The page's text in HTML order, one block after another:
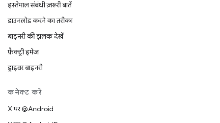
इस्तेमाल संबंधी ज़रूरी बातें
डाउनलोड करने का तरीका
बाइनरी की झलक देखें
फ़ैक्ट्री इमेज
ड्राइवर बाइनरी
कनेक्ट करें
X पर @Android